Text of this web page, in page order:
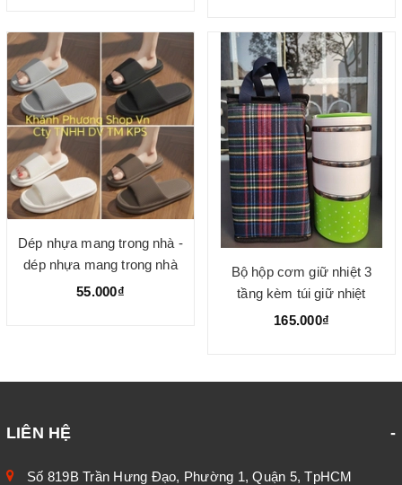
Dép nhựa mang trong nhà -
dép nhựa mang trong nhà
tắm
55.000₫
Bộ hộp cơm giữ nhiệt 3
tầng kèm túi giữ nhiệt
165.000₫
LIÊN HỆ
Số 819B Trần Hưng Đạo, Phường 1, Quận 5, TpHCM